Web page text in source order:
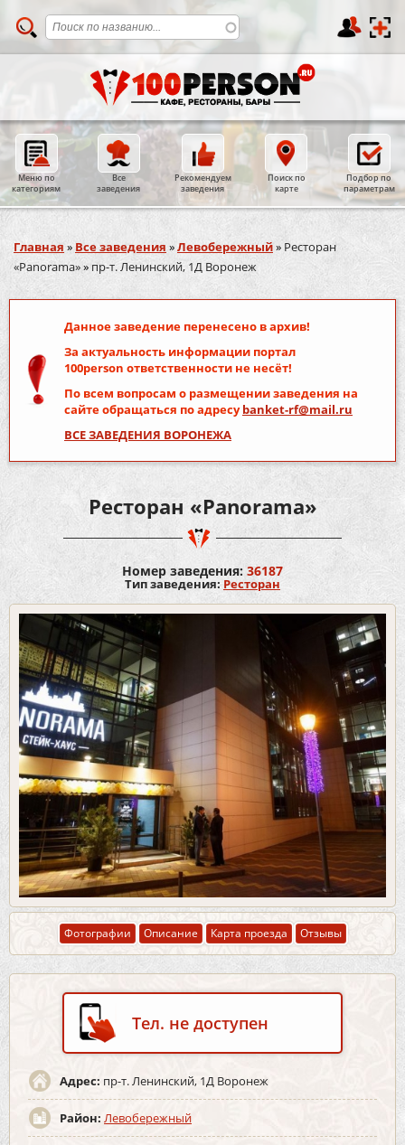
Меню по
категориям
Все
заведения
Рекомендуем
заведения
Поиск по
карте
Подбор по
параметрам
Вы здесь
Главная » Все заведения »Левобережный» Ресторан
«Panorama»» пр-т. Ленинский, 1Д Воронеж
Данное заведение перенесено в архив!
За актуальность информации портал
100person ответственности не несёт!
По всем вопросам о размещении заведения на
сайте обращаться по адресуbanket-rf@mail.ru
ВСЕ ЗАВЕДЕНИЯ ВОРОНЕЖА
Ресторан «Panorama»
Номер заведения: 36187
Тип заведения: Ресторан
Фотографии Описание Карта проезда Отзывы
Тел. не доступен
Адрес: пр-т. Ленинский, 1Д Воронеж
Район: Левобережный